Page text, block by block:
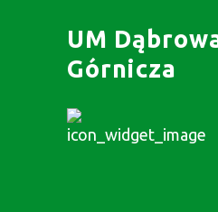
UM
Górnicza